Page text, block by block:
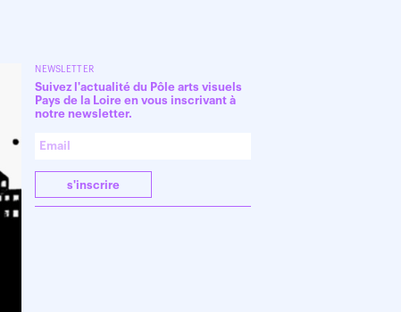
NEWSLETTER
Suivez l'actualité du Pôle arts visuels
Pays de la Loire en vous inscrivant à
notre newsletter.
s'inscrire